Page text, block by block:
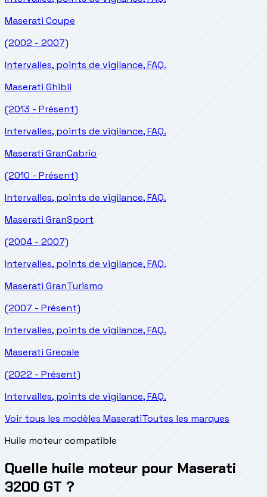
Maserati Coupe
(2002 - 2007)
Intervalles, points de vigilance, FAQ.
Maserati Ghibli
(2013 - Présent)
Intervalles, points de vigilance, FAQ.
Maserati GranCabrio
(2010 - Présent)
Intervalles, points de vigilance, FAQ.
Maserati GranSport
(2004 - 2007)
Intervalles, points de vigilance, FAQ.
Maserati GranTurismo
(2007 - Présent)
Intervalles, points de vigilance, FAQ.
Maserati Grecale
(2022 - Présent)
Intervalles, points de vigilance, FAQ.
Voir tous les modèles MaseratiToutes les marques
Huile moteur compatible
Quelle huile moteur pour Maserati
3200 GT ?